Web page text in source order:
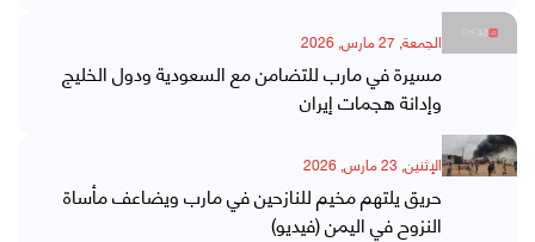
الجمعة, 27 مارس, 2026
مسيرة في مارب للتضامن مع السعودية ودول الخليج
وإدانة هجمات إيران
الإثنين, 23 مارس, 2026
حريق يلتهم مخيم للنازحين في مارب ويضاعف مأساة
النزوح في اليمن (فيديو)